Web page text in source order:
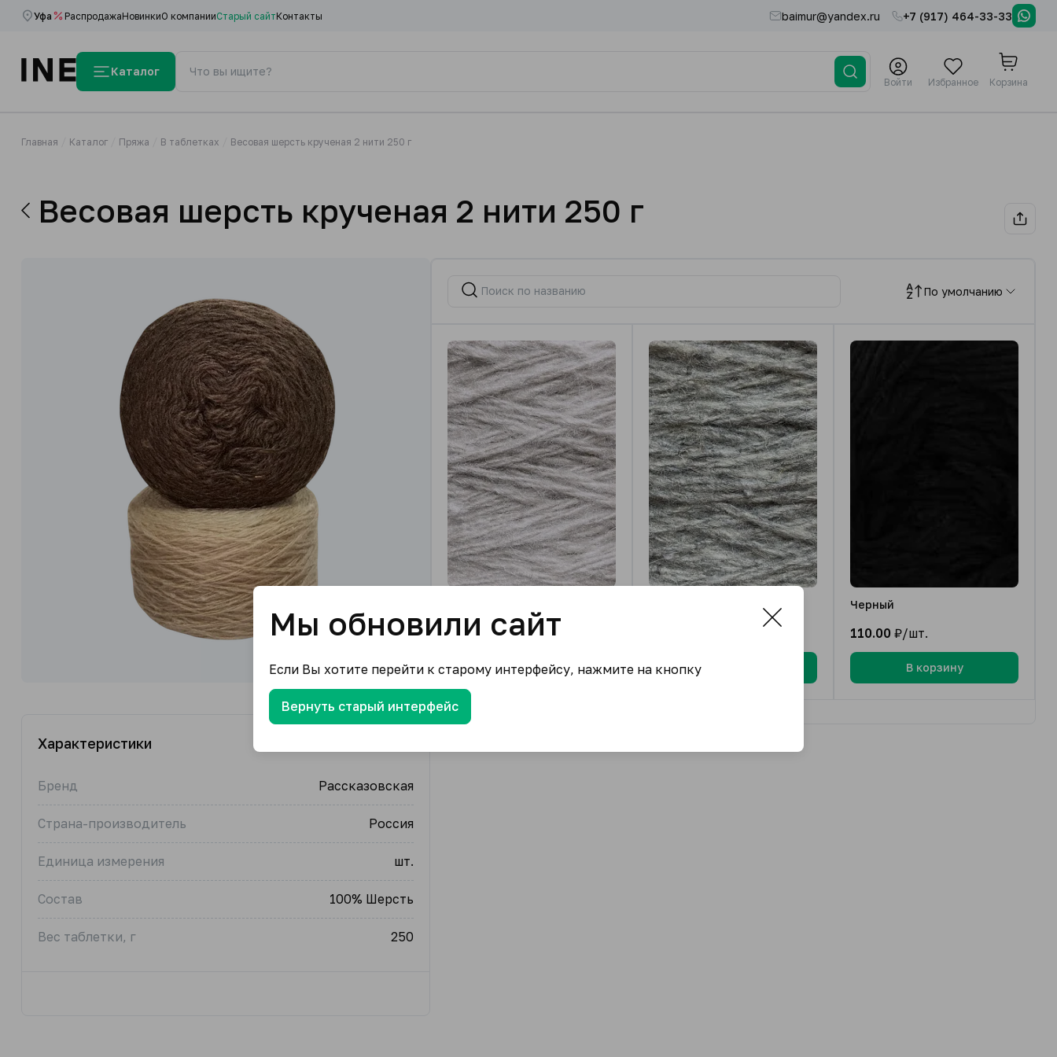
Уфа РаспродажаНовинкиО компанииСтарый сайтКонтакты baimur@yandex.ru +7 (917) 464-33-33
Каталог
Войти Избранное Корзина
Главная Каталог Пряжа В таблетках Весовая шерсть крученая 2 нити 250 г
Весовая шерсть крученая 2 нити 250 г
Характеристики
Бренд Рассказовская
Страна-производитель Россия
Единица измерения шт.
Состав 100% Шерсть
Вес таблетки, г 250
По умолчанию
110.00 ₽/шт.
В корзину
Черный
110.00 ₽/шт.
В корзину
Мы обновили сайт
Если Вы хотите перейти к старому интерфейсу, нажмите на кнопку
Вернуть старый интерфейс